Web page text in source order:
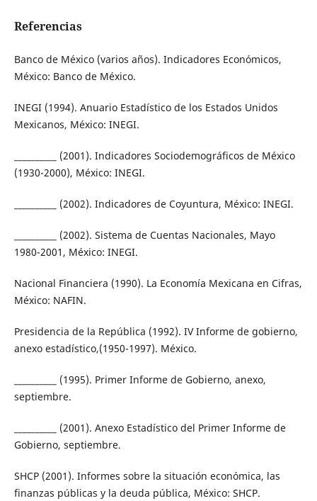
Referencias
Banco de México (varios años). Indicadores Económicos,
México: Banco de México.
INEGI (1994). Anuario Estadístico de los Estados Unidos
Mexicanos, México: INEGI.
__________ (2001). Indicadores Sociodemográficos de México
(1930-2000), México: INEGI.
__________ (2002). Indicadores de Coyuntura, México: INEGI.
__________ (2002). Sistema de Cuentas Nacionales, Mayo
1980-2001, México: INEGI.
Nacional Financiera (1990). La Economía Mexicana en Cifras,
México: NAFIN.
Presidencia de la República (1992). IV Informe de gobierno,
anexo estadístico,(1950-1997). México.
__________ (1995). Primer Informe de Gobierno, anexo,
septiembre.
__________ (2001). Anexo Estadístico del Primer Informe de
Gobierno, septiembre.
SHCP (2001). Informes sobre la situación económica, las
finanzas públicas y la deuda pública, México: SHCP.